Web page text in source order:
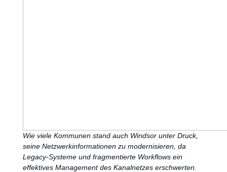
Wie viele Kommunen stand auch Windsor unter Druck,
seine Netzwerkinformationen zu modernisieren, da
Legacy-Systeme und fragmentierte Workflows ein
effektives Management des Kanalnetzes erschwerten.